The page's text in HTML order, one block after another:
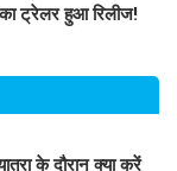
ट्रेलर हुआ रिलीज!
के दौरान क्या करें